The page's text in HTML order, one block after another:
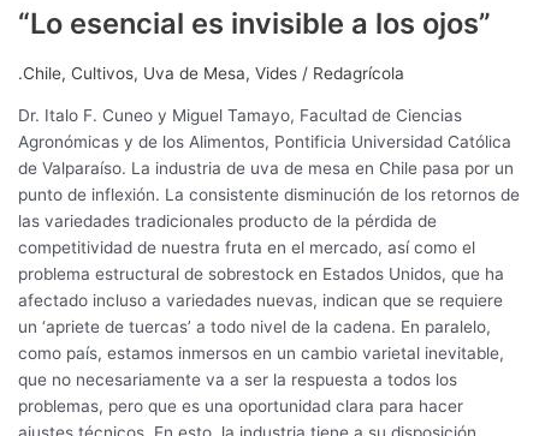
“Lo esencial es invisible a los ojos”
.Chile, Cultivos, Uva de Mesa, Vides / Redagrícola
Dr. Italo F. Cuneo y Miguel Tamayo, Facultad de Ciencias
Agronómicas y de los Alimentos, Pontificia Universidad Católica
de Valparaíso. La industria de uva de mesa en Chile pasa por un
punto de inflexión. La consistente disminución de los retornos de
las variedades tradicionales producto de la pérdida de
competitividad de nuestra fruta en el mercado, así como el
problema estructural de sobrestock en Estados Unidos, que ha
afectado incluso a variedades nuevas, indican que se requiere
un ‘apriete de tuercas’ a todo nivel de la cadena. En paralelo,
como país, estamos inmersos en un cambio varietal inevitable,
que no necesariamente va a ser la respuesta a todos los
problemas, pero que es una oportunidad clara para hacer
ajustes técnicos. En esto, la industria tiene a su disposición